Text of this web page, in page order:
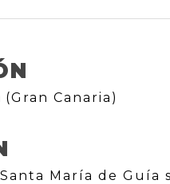
Canaria)
María de Guía